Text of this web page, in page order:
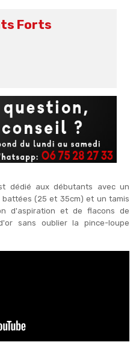
Forts
dédié aux débutants avec un
(25 et 35cm) et un tamis
d'aspiration et de flacons de
sans oublier la pince-loupe